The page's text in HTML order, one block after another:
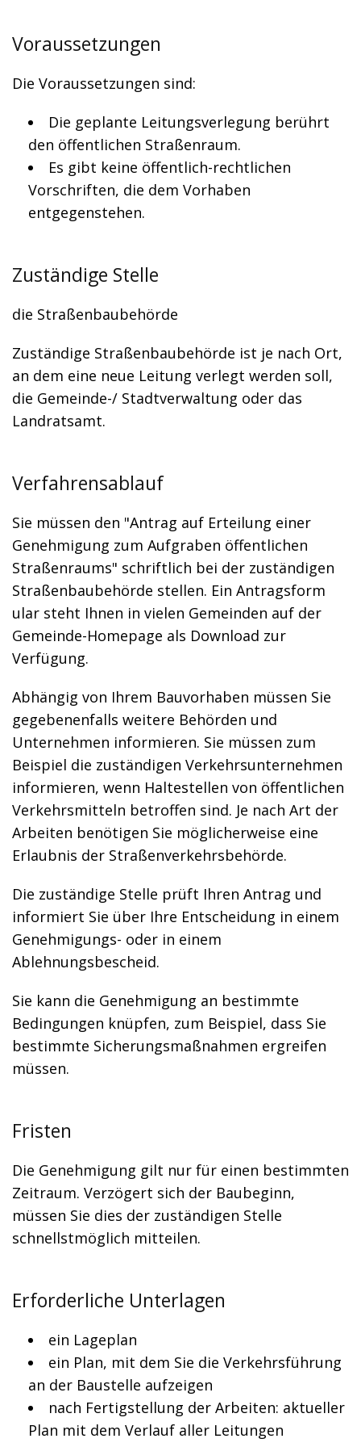
Voraussetzungen
Die Voraussetzungen sind:
Die geplante Leitungsverlegung berührt
den öffentlichen Straßenraum.
Es gibt keine öffentlich-rechtlichen
Vorschriften, die dem Vorhaben
entgegenstehen.
Zuständige Stelle
die Straßenbaubehörde
Zuständige Straßenbaubehörde ist je nach Ort,
an dem eine neue Leitung verlegt werden soll,
die Gemeinde-/ Stadtverwaltung oder das
Landratsamt.
Verfahrensablauf
Sie müssen den "Antrag auf Erteilung einer
Genehmigung zum Aufgraben öffentlichen
Straßenraums" schriftlich bei der zuständigen
Straßenbaubehörde stellen. Ein Antragsform
ular steht Ihnen in vielen Gemeinden auf der
Gemeinde-Homepage als Download zur
Verfügung.
Abhängig von Ihrem Bauvorhaben müssen Sie
gegebenenfalls weitere Behörden und
Unternehmen informieren. Sie müssen zum
Beispiel die zuständigen Verkehrsunternehmen
informieren, wenn Haltestellen von öffentlichen
Verkehrsmitteln betroffen sind. Je nach Art der
Arbeiten benötigen Sie möglicherweise eine
Erlaubnis der Straßenverkehrsbehörde.
Die zuständige Stelle prüft Ihren Antrag und
informiert Sie über Ihre Entscheidung in einem
Genehmigungs- oder in einem
Ablehnungsbescheid.
Sie kann die Genehmigung an bestimmte
Bedingungen knüpfen, zum Beispiel, dass Sie
bestimmte Sicherungsmaßnahmen ergreifen
müssen.
Fristen
Die Genehmigung gilt nur für einen bestimmten
Zeitraum. Verzögert sich der Baubeginn,
müssen Sie dies der zuständigen Stelle
schnellstmöglich mitteilen.
Erforderliche Unterlagen
ein Lageplan
ein Plan, mit dem Sie die Verkehrsführung
an der Baustelle aufzeigen
nach Fertigstellung der Arbeiten: aktueller
Plan mit dem Verlauf aller Leitungen